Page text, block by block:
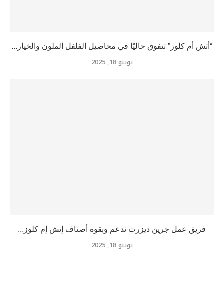
“أتش أم كلوز” تتفوق حاليًا في محاصيل الفلفل الملون والخيار...
يونيو 18, 2025
فريق عمل جرين ديزرت ندعم وبقوة أصناف إتش إم كلوز...
يونيو 18, 2025